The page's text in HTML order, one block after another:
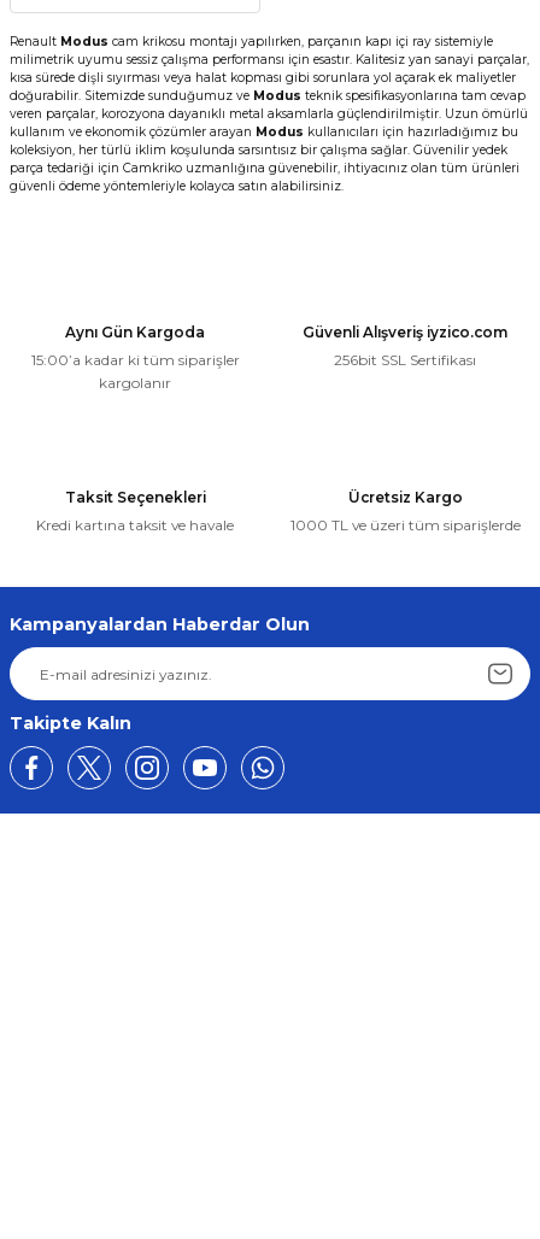
Renault Modus cam krikosu montajı yapılırken, parçanın kapı içi ray sistemiyle
milimetrik uyumu sessiz çalışma performansı için esastır. Kalitesiz yan sanayi parçalar,
kısa sürede dişli sıyırması veya halat kopması gibi sorunlara yol açarak ek maliyetler
doğurabilir. Sitemizde sunduğumuz ve Modus teknik spesifikasyonlarına tam cevap
veren parçalar, korozyona dayanıklı metal aksamlarla güçlendirilmiştir. Uzun ömürlü
kullanım ve ekonomik çözümler arayan Modus kullanıcıları için hazırladığımız bu
koleksiyon, her türlü iklim koşulunda sarsıntısız bir çalışma sağlar. Güvenilir yedek
parça tedariği için Camkriko uzmanlığına güvenebilir, ihtiyacınız olan tüm ürünleri
güvenli ödeme yöntemleriyle kolayca satın alabilirsiniz.
Aynı Gün Kargoda
15:00’a kadar ki tüm siparişler
kargolanır
Güvenli Alışveriş iyzico.com
256bit SSL Sertifikası
Taksit Seçenekleri
Kredi kartına taksit ve havale
Ücretsiz Kargo
1000 TL ve üzeri tüm siparişlerde
Kampanyalardan Haberdar Olun
Takipte Kalın